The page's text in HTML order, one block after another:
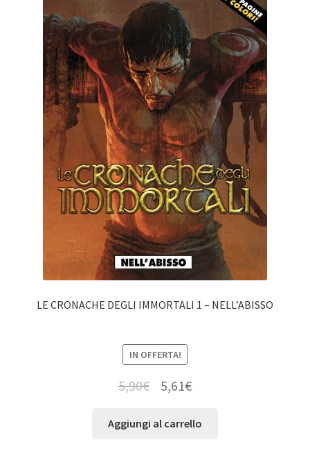
LE CRONACHE DEGLI IMMORTALI 1 – NELL’ABISSO
IN OFFERTA!
5,90€ 5,61€
Aggiungi al carrello